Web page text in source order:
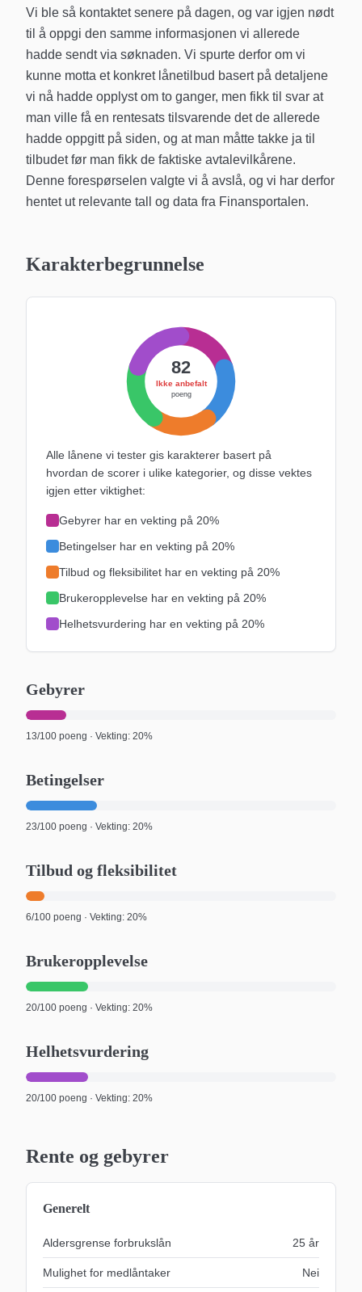
Vi ble så kontaktet senere på dagen, og var igjen nødt
til å oppgi den samme informasjonen vi allerede
hadde sendt via søknaden. Vi spurte derfor om vi
kunne motta et konkret lånetilbud basert på detaljene
vi nå hadde opplyst om to ganger, men fikk til svar at
man ville få en rentesats tilsvarende det de allerede
hadde oppgitt på siden, og at man måtte takke ja til
tilbudet før man fikk de faktiske avtalevilkårene.
Denne forespørselen valgte vi å avslå, og vi har derfor
hentet ut relevante tall og data fra Finansportalen.
Karakterbegrunnelse
82
Ikke anbefalt
poeng
Alle lånene vi tester gis karakterer basert på
hvordan de scorer i ulike kategorier, og disse vektes
igjen etter viktighet:
Gebyrer har en vekting på 20%
Betingelser har en vekting på 20%
Tilbud og fleksibilitet har en vekting på 20%
Brukeropplevelse har en vekting på 20%
Helhetsvurdering har en vekting på 20%
Gebyrer
13/100 poeng · Vekting: 20%
Betingelser
23/100 poeng · Vekting: 20%
Tilbud og fleksibilitet
6/100 poeng · Vekting: 20%
Brukeropplevelse
20/100 poeng · Vekting: 20%
Helhetsvurdering
20/100 poeng · Vekting: 20%
Rente og gebyrer
Generelt
Aldersgrense forbrukslån 25 år
Mulighet for medlåntaker Nei